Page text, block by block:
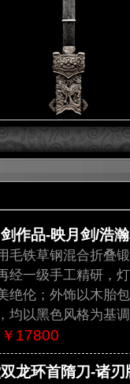
作品-映月剑/浩
毛铁草钢混合折叠
经一级手工精研，
绝伦；外饰以木胎
均以黑色风格为基
17800
龙环首隋刀-诸